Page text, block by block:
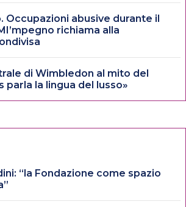
Occupazioni abusive durante il
richiama alla
di Wimbledon al mito del
parla la lingua del lusso»
“la Fondazione come spazio